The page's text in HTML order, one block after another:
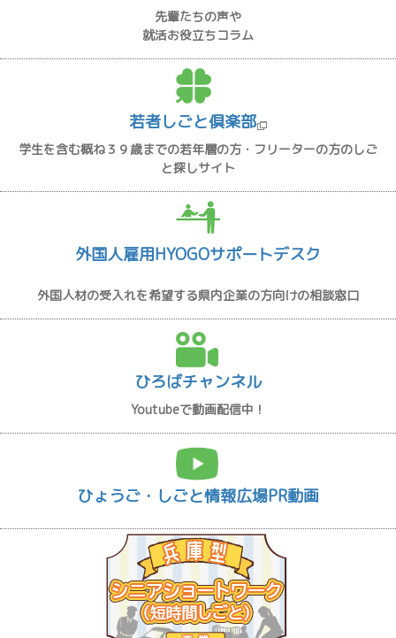
先輩たちの声や
就活お役立ちコラム
若者しごと倶楽部
学生を含む概ね３９歳までの若年層の方・フリーターの方のしご
と探しサイト
外国人雇用HYOGOサポートデスク
外国人材の受入れを希望する県内企業の方向けの相談窓口
ひろばチャンネル
Youtubeで動画配信中！
ひょうご・しごと情報広場PR動画